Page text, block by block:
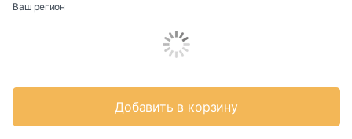
Ваш регион
Добавить в корзину